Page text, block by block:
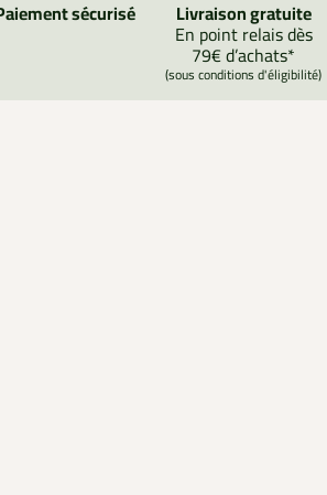
sécurisé Livraison gratuite
En point relais dès
79€ d’achats*
(sous conditions d'éligibilité)